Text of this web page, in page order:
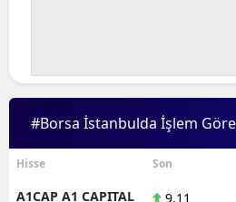
#Borsa İstanbulda İşlem
Hisse Son
A1CAP A1 CAPITAL
9,11